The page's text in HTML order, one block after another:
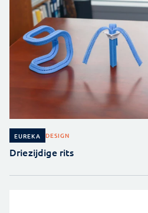
EUREKA DESIGN
Driezijdige rits